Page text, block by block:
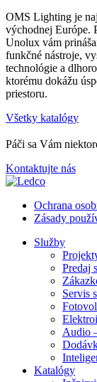
OMS Lighting je
východnej Európe.
Unolux vám
funkčné nástroje,
technológie a
ktorému dokážu
priestoru.
Všetky katalógy
Páči sa Vám
Kontaktujte nás
Ochrana
Zásady
Služby
Predaj
Servis
Audio
Katalógy